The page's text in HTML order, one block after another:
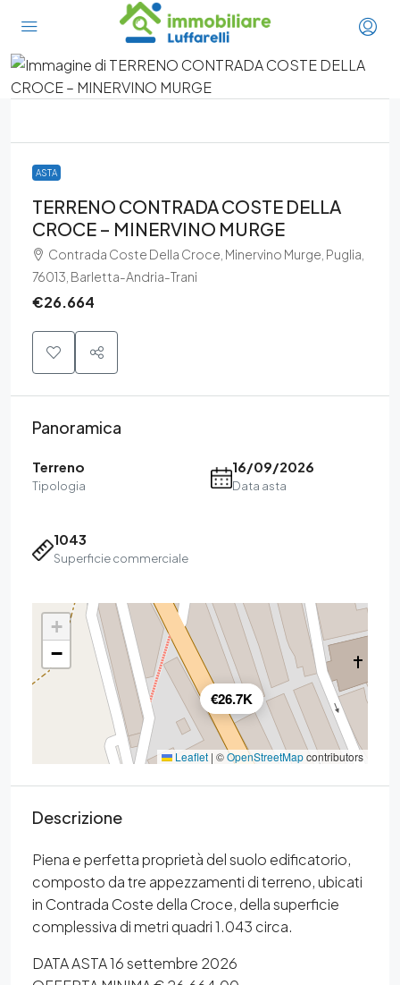
ASTA
TERRENO CONTRADA COSTE DELLA
CROCE – MINERVINO MURGE
Contrada Coste Della Croce, Minervino Murge, Puglia,
76013, Barletta-Andria-Trani
€26.664
Panoramica
Terreno
Tipologia
16/09/2026
Data asta
1043
Superficie commerciale
€26.7K
+
−
Leaflet | ©OpenStreetMapcontributors
Descrizione
Piena e perfetta proprietà del suolo edificatorio,
composto da tre appezzamenti di terreno, ubicati
in Contrada Coste della Croce, della superficie
complessiva di metri quadri 1.043 circa.
DATA ASTA 16 settembre 2026